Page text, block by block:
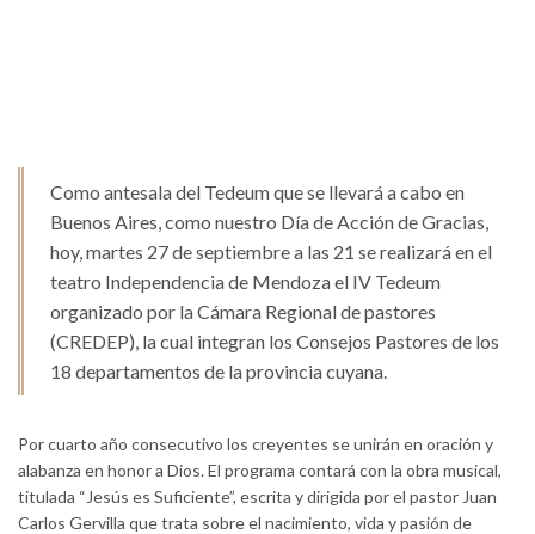
Como antesala del Tedeum que se llevará a cabo en
Buenos Aires, como nuestro Día de Acción de Gracias,
hoy, martes 27 de septiembre a las 21 se realizará en el
teatro Independencia de Mendoza el IV Tedeum
organizado por la Cámara Regional de pastores
(CREDEP), la cual integran los Consejos Pastores de los
18 departamentos de la provincia cuyana.
Por cuarto año consecutivo los creyentes se unirán en oración y
alabanza en honor a Dios. El programa contará con la obra musical,
titulada “Jesús es Suficiente”, escrita y dirigida por el pastor Juan
Carlos Gervilla que trata sobre el nacimiento, vida y pasión de